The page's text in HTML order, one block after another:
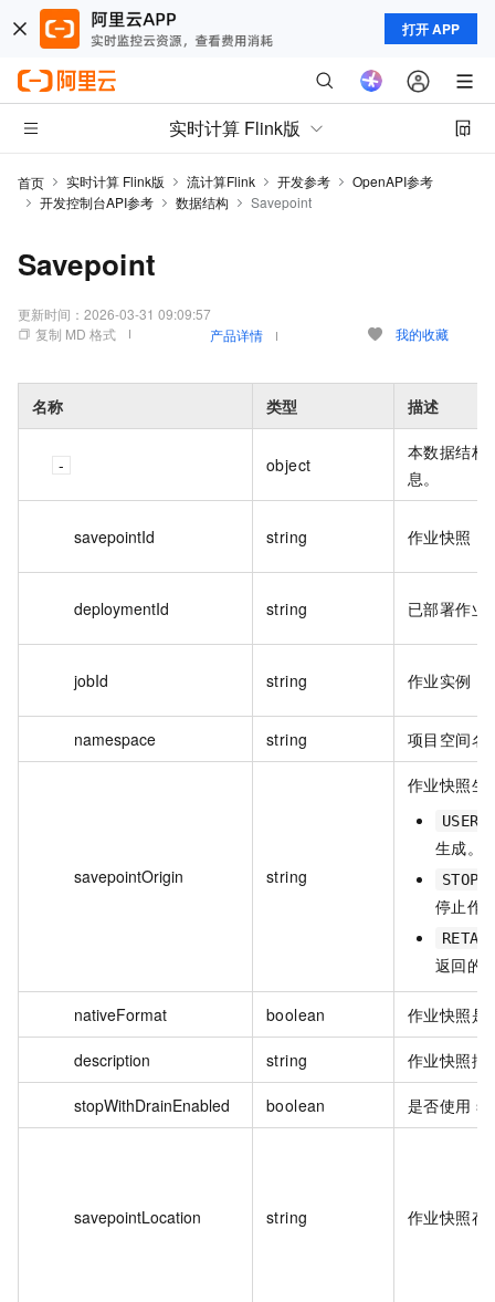
打开 APP
实时计算 Flink版
首页 实时计算 Flink版 流计算Flink 开发参考
OpenAPI参考
开发控制台API参考
数据结构 Savepoint
Savepoint
更新时间： 2026-03-31 09:09:57
复制 MD 格式
产品详情 我的收藏
名称 类型 描述
object
本数据结构
息。
savepointId string 作业快照
deploymentId string 已部署作业
jobId string 作业实例
namespace string 项目空间名
savepointOrigin string
作业快照生
生成。
停止作
返回的
nativeFormat boolean 作业快照是
description string 作业快照描
stopWithDrainEnabled boolean 是否使用
savepointLocation string 作业快照存